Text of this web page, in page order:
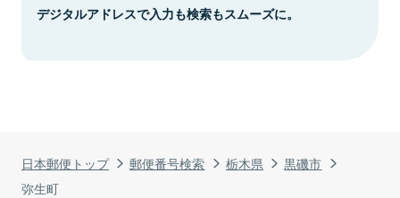
日本郵便トップ 郵便番号検索 栃木県
黒磯市
弥生町
デジタルアドレスで入力も検索もスムーズに。